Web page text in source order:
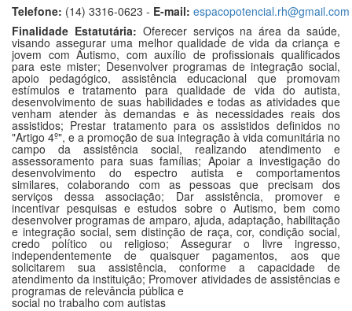
Telefone: (14) 3316-0623 - E-mail: espacopotencial.rh@gmail.com
Finalidade Estatutária: Oferecer serviços na área da saúde,
visando assegurar uma melhor qualidade de vida da criança e
jovem com Autismo, com auxílio de profissionais qualificados
para este mister; Desenvolver programas de integração social,
apoio pedagógico, assistência educacional que promovam
estímulos e tratamento para qualidade de vida do autista,
desenvolvimento de suas habilidades e todas as atividades que
venham atender às demandas e às necessidades reais dos
assistidos; Prestar tratamento para os assistidos definidos no
"Artigo 4º", e a promoção de sua integração à vida comunitária no
campo da assistência social, realizando atendimento e
assessoramento para suas famílias; Apoiar a investigação do
desenvolvimento do espectro autista e comportamentos
similares, colaborando com as pessoas que precisam dos
serviços dessa associação; Dar assistência, promover e
incentivar pesquisas e estudos sobre o Autismo, bem como
desenvolver programas de amparo, ajuda, adaptação, habilitação
e integração social, sem distinção de raça, cor, condição social,
credo político ou religioso; Assegurar o livre ingresso,
independentemente de quaisquer pagamentos, aos que
solicitarem sua assistência, conforme a capacidade de
atendimento da instituição; Promover atividades de assistências e
programas de relevância pública e
social no trabalho com autistas